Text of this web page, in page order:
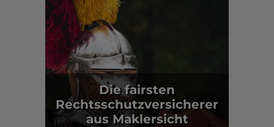
Die fairsten
Rechtsschutzversicherer
aus Maklersicht